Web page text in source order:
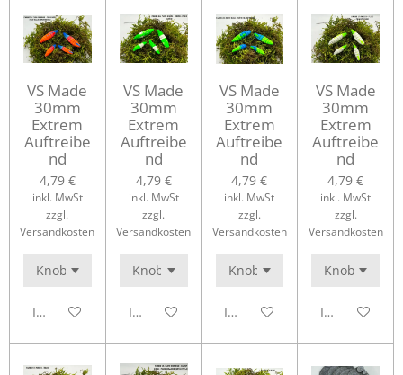
VS Made
30mm
Extrem
Auftreibe
nd
4,79 €
inkl. MwSt
zzgl.
Versandkosten
In den Warenkorb
VS Made
30mm
Extrem
Auftreibe
nd
4,79 €
inkl. MwSt
zzgl.
Versandkosten
In den Warenkorb
VS Made
30mm
Extrem
Auftreibe
nd
4,79 €
inkl. MwSt
zzgl.
Versandkosten
In den Warenkorb
VS Made
30mm
Extrem
Auftreibe
nd
4,79 €
inkl. MwSt
zzgl.
Versandkosten
In den